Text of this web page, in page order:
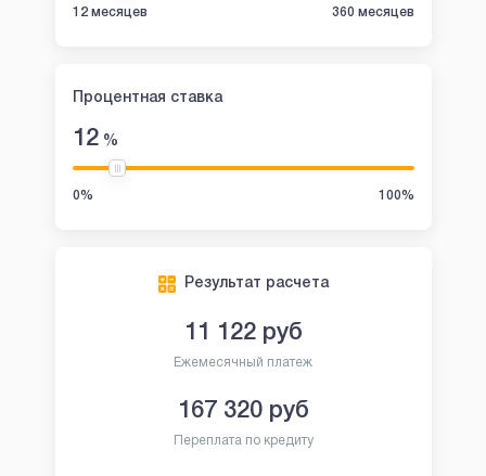
12 месяцев 360 месяцев
Процентная ставка
12%
0% 100%
Результат расчета
11 122руб
Ежемесячный платеж
167 320руб
Переплата по кредиту